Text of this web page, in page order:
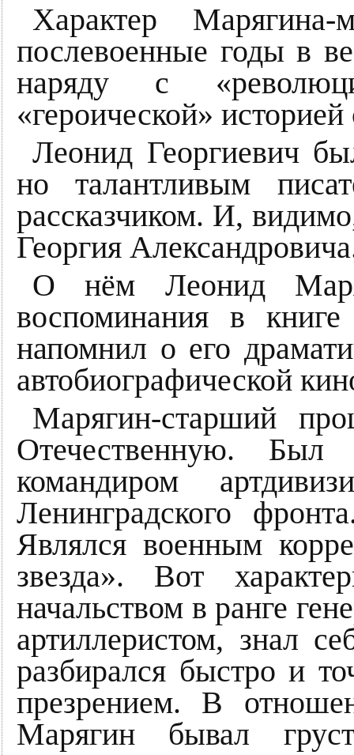
Характер
послевоенные годы в
наряду с
«героической»
Леонид Георгиевич
но талантливым
рассказчиком. И,
Георгия
О нём Леонид
воспоминания в
напомнил о его
автобиографической
Марягин-старший
Отечественную. Был
командиром
Ленинградского
Являлся военным
звезда». Вот
начальством в ранге
артиллеристом, знал
разбирался быстро и
презрением. В
Марягин бывал